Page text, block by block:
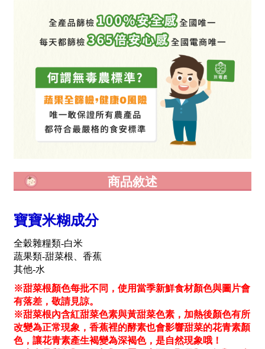
商品敘述
寶寶米糊成分
全穀雜糧類-白米
蔬果類-甜菜根、香蕉
其他-水
※甜菜根顏色每批不同，使用當季新鮮食材顏色與圖片會
有落差，敬請見諒。
※甜菜根內含紅甜菜色素與黃甜菜色素，加熱後顏色有所
改變為正常現象，香蕉裡的酵素也會影響甜菜的花青素顏
色，讓花青素產生褐變為深褐色，是自然現象哦！